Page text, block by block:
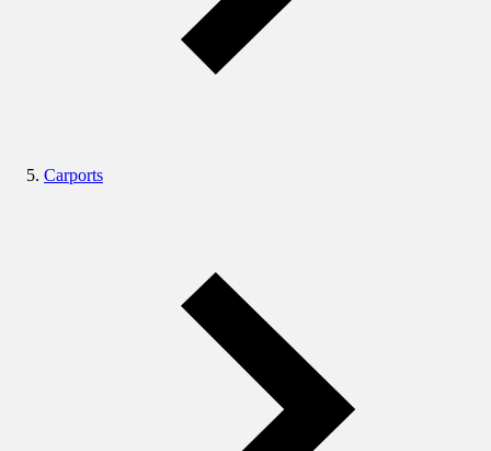
Carports